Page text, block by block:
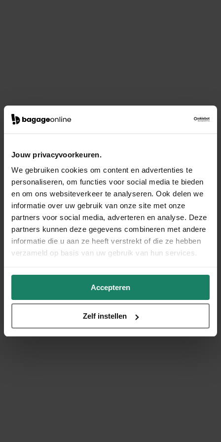
Jouw privacyvoorkeuren.
We gebruiken cookies om content en advertenties te
personaliseren, om functies voor social media te bieden
en om ons websiteverkeer te analyseren. Ook delen we
informatie over uw gebruik van onze site met onze
partners voor social media, adverteren en analyse. Deze
partners kunnen deze gegevens combineren met andere
informatie die u aan ze heeft verstrekt of die ze hebben
verzameld op basis van uw gebruik van hun services.
Accepteren
Zelf instellen